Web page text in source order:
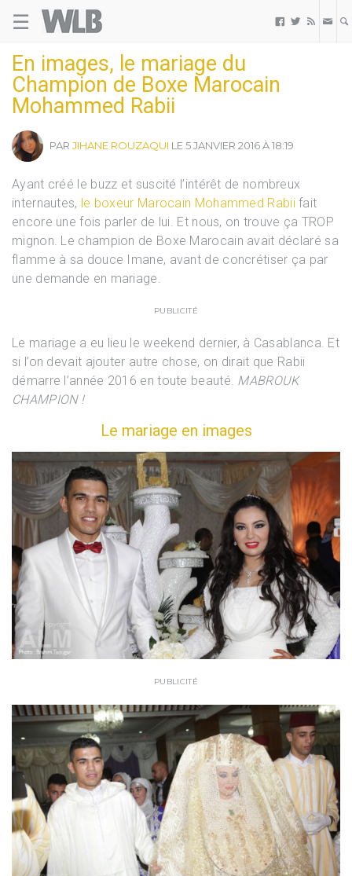
☰   
En images, le mariage du
Champion de Boxe Marocain
Mohammed Rabii
PAR JIHANE ROUZAQUI LE 5 JANVIER 2016 À 18:19
Ayant créé le buzz et suscité l’intérêt de nombreux
internautes, le boxeur Marocain Mohammed Rabiifait
encore une fois parler de lui. Et nous, on trouve ça TROP
mignon. Le champion de Boxe Marocain avait déclaré sa
flamme à sa douce Imane, avant de concrétiser ça par
une demande en mariage.
PUBLICITÉ
Le mariage a eu lieu le weekend dernier, à Casablanca. Et
si l’on devait ajouter autre chose, on dirait que Rabii
démarre l’année 2016 en toute beauté. MABROUK
CHAMPION !
Le mariage en images
PUBLICITÉ